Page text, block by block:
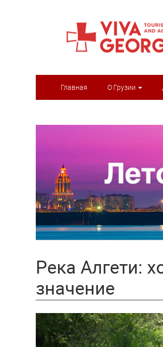
Главная О Грузии
Река Алгети:
значение